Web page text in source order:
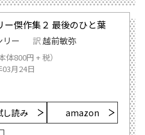
ー傑作集２ 最後のひと葉
リー 訳越前敏弥
体800円 + 税）
月24日
し読み amazon